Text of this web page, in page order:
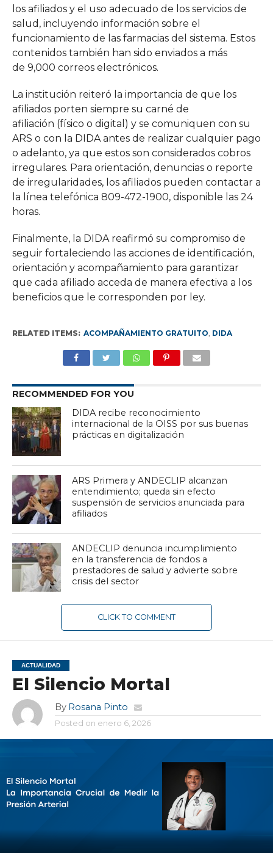
los afiliados y el uso adecuado de los servicios de
salud, incluyendo información sobre el
funcionamiento de las farmacias del sistema. Estos
contenidos también han sido enviados a más
de 9,000 correos electrónicos.
La institución reiteró la importancia de que los
afiliados porten siempre su carné de
afiliación (físico o digital) y se comuniquen con su
ARS o con la DIDA antes de realizar cualquier pago
o adelanto, ya que estos son considerados cobros
irregulares. Para orientación, denuncias o reporte
de irregularidades, los afiliados pueden contactar a
la línea telefónica 809-472-1900, disponible las 24
horas.
Finalmente, la DIDA reafirmó su compromiso de
seguir fortaleciendo las acciones de identificación,
orientación y acompañamiento para garantizar
que cada afiliado acceda de manera efectiva a los
beneficios que le corresponden por ley.
RELATED ITEMS: ACOMPAÑAMIENTO GRATUITO DIDA
RECOMMENDED FOR YOU
DIDA recibe reconocimiento
internacional de la OISS por sus buenas
prácticas en digitalización
ARS Primera y ANDECLIP alcanzan
entendimiento; queda sin efecto
suspensión de servicios anunciada para
afiliados
ANDECLIP denuncia incumplimiento
en la transferencia de fondos a
prestadores de salud y advierte sobre
crisis del sector
CLICK TO COMMENT
ACTUALIDAD
El Silencio Mortal
By Rosana Pinto
Posted on enero 6, 2026